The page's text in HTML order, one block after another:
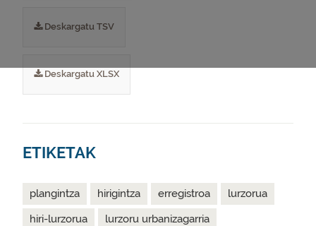
Deskargatu TSV
Deskargatu XLSX
ETIKETAK
plangintza hirigintza erregistroa
lurzorua
hiri-lurzorua
lurzoru urbanizagarria